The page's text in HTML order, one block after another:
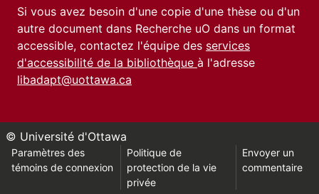
Si vous avez besoin d'une copie d'une thèse ou d'un
autre document dans Recherche uO dans un format
accessible, contactez l'équipe des services
d'accessibilité de la bibliothèque à l'adresse
libadapt@uottawa.ca
© Université d'Ottawa
Paramètres des
témoins de connexion
Politique de
protection de la vie
privée
Envoyer un
commentaire